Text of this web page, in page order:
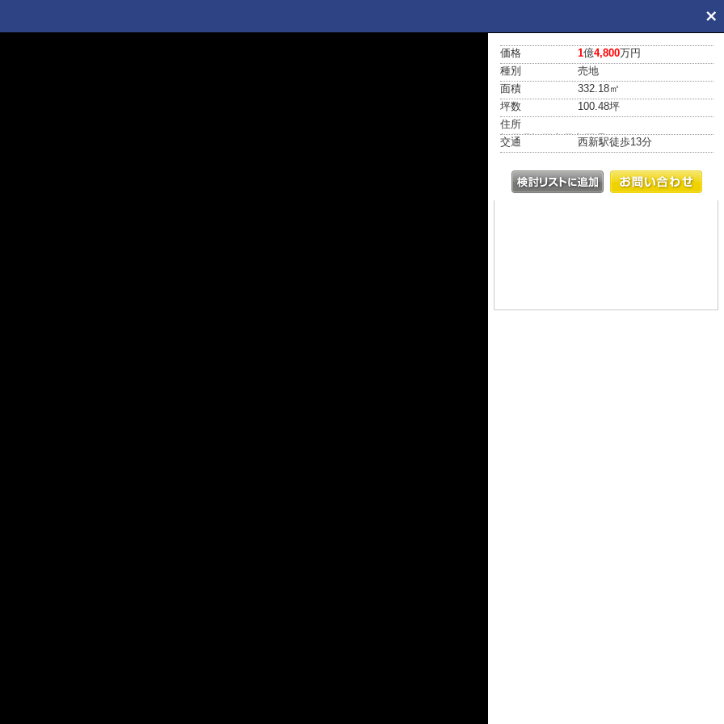
価格 1億4,800万円
種別
売地
面積
332.18㎡
坪数
100.48坪
住所
福岡県福岡市早良区曙２丁目
交通 西新駅徒歩13分